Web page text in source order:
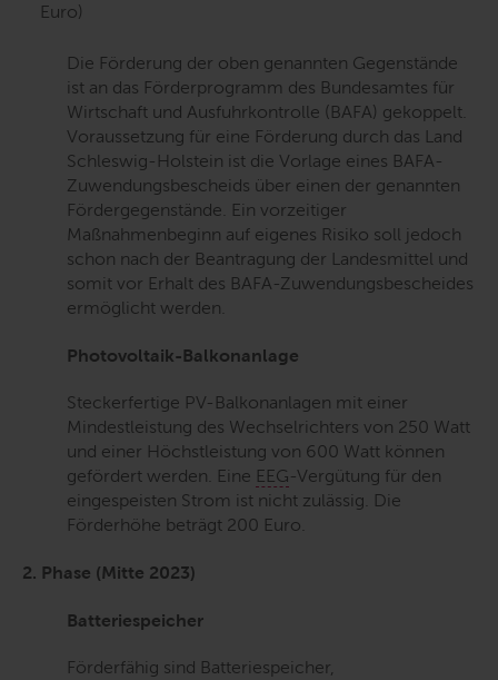
Euro)
Die Förderung der oben genannten Gegenstände
ist an das Förderprogramm des Bundesamtes für
Wirtschaft und Ausfuhrkontrolle (BAFA) gekoppelt.
Voraussetzung für eine Förderung durch das Land
Schleswig-Holstein ist die Vorlage eines BAFA-
Zuwendungsbescheids über einen der genannten
Fördergegenstände. Ein vorzeitiger
Maßnahmenbeginn auf eigenes Risiko soll jedoch
schon nach der Beantragung der Landesmittel und
somit vor Erhalt des BAFA-Zuwendungsbescheides
ermöglicht werden.
Photovoltaik-Balkonanlage
Steckerfertige PV-Balkonanlagen mit einer
Mindestleistung des Wechselrichters von 250 Watt
und einer Höchstleistung von 600 Watt können
gefördert werden. Eine EEG-Vergütung für den
eingespeisten Strom ist nicht zulässig. Die
Förderhöhe beträgt 200 Euro.
2. Phase (Mitte 2023)
Batteriespeicher
Förderfähig sind Batteriespeicher,